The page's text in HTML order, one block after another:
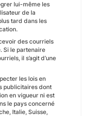
lui-même les
de la
tard dans les
des courriels
Si le partenaire
il s’agit d’une
les lois en
publicitaires dont
en vigueur ni est
le pays concerné
Italie, Suisse,